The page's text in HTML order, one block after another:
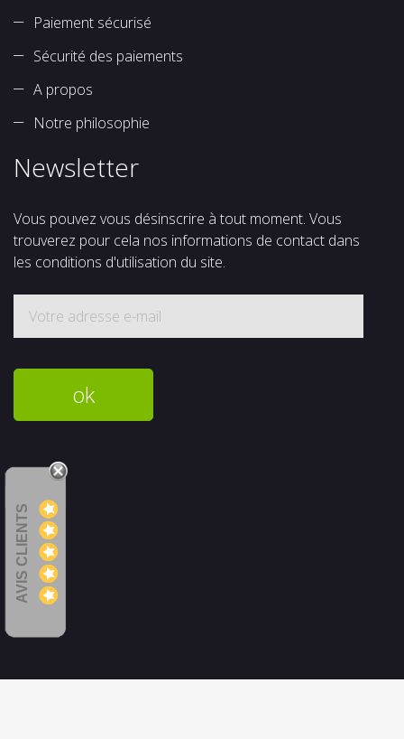
Paiement sécurisé
Sécurité des paiements
A propos
Notre philosophie
Newsletter
Vous pouvez vous désinscrire à tout moment. Vous
trouverez pour cela nos informations de contact dans
les conditions d'utilisation du site.
AVIS CLIENTS